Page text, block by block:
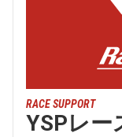
RACE SUPPORT
YSPレー